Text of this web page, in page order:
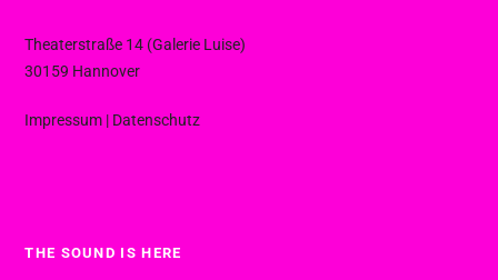
Theaterstraße 14 (Galerie Luise)
30159 Hannover
Impressum | Datenschutz
THE SOUND IS HERE